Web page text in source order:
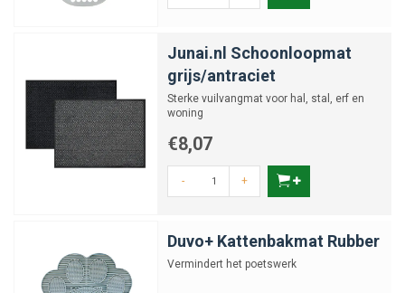
Junai.nl Schoonloopmat
grijs/antraciet
Sterke vuilvangmat voor hal, stal, erf en
woning
€8,07
- +
Duvo+ Kattenbakmat Rubber
Vermindert het poetswerk